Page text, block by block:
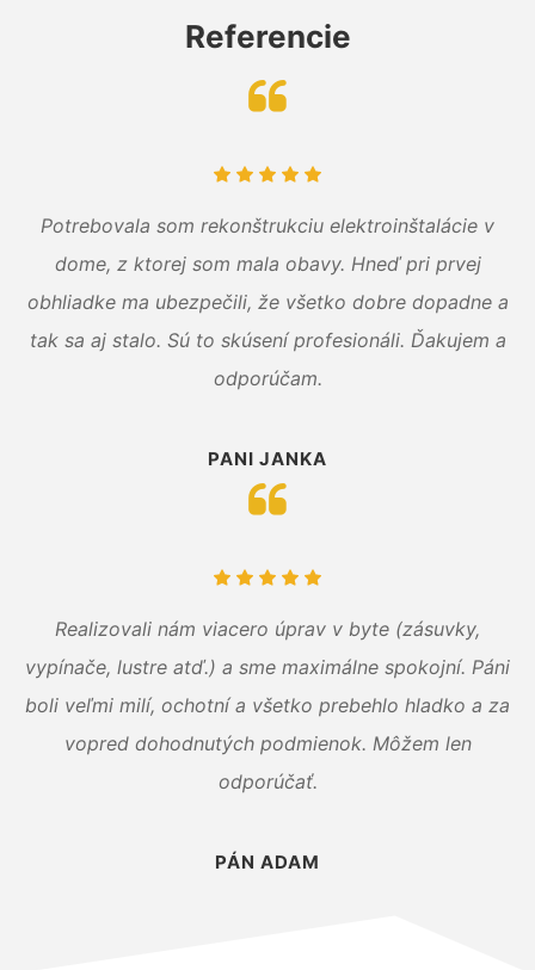
Referencie
Potrebovala som rekonštrukciu elektroinštalácie v
dome, z ktorej som mala obavy. Hneď pri prvej
obhliadke ma ubezpečili, že všetko dobre dopadne a
tak sa aj stalo. Sú to skúsení profesionáli. Ďakujem a
odporúčam.
PANI JANKA
Realizovali nám viacero úprav v byte (zásuvky,
vypínače, lustre atď.) a sme maximálne spokojní. Páni
boli veľmi milí, ochotní a všetko prebehlo hladko a za
vopred dohodnutých podmienok. Môžem len
odporúčať.
PÁN ADAM